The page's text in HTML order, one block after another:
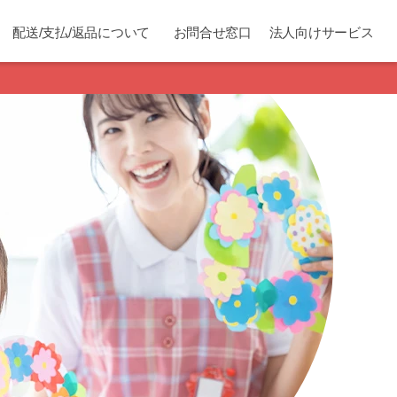
配送/支払/返品について お問合せ窓口 法人向けサービス